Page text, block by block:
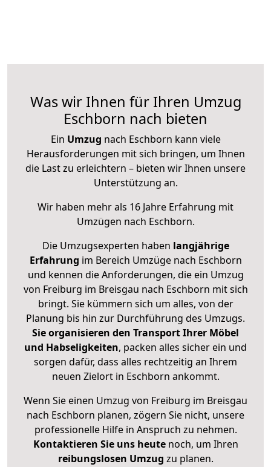
Was wir Ihnen für Ihren Umzug
Eschborn nach bieten
Ein Umzug nach Eschborn kann viele
Herausforderungen mit sich bringen, um Ihnen
die Last zu erleichtern – bieten wir Ihnen unsere
Unterstützung an.
Wir haben mehr als 16 Jahre Erfahrung mit
Umzügen nach Eschborn.
Die Umzugsexperten haben langjährige
Erfahrung im Bereich Umzüge nach Eschborn
und kennen die Anforderungen, die ein Umzug
von Freiburg im Breisgau nach Eschborn mit sich
bringt. Sie kümmern sich um alles, von der
Planung bis hin zur Durchführung des Umzugs.
Sie organisieren den Transport Ihrer Möbel
und Habseligkeiten, packen alles sicher ein und
sorgen dafür, dass alles rechtzeitig an Ihrem
neuen Zielort in Eschborn ankommt.
Wenn Sie einen Umzug von Freiburg im Breisgau
nach Eschborn planen, zögern Sie nicht, unsere
professionelle Hilfe in Anspruch zu nehmen.
Kontaktieren Sie uns heutenoch, um Ihren
reibungslosen Umzug zu planen.